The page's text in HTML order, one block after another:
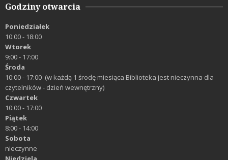
Godziny otwarcia
Poniedziałek
10:00 - 18:00
Wtorek
9:00 - 17:00
Środa
10:00 - 17:00 (w każdą 1 środę miesiąca Biblioteka jest nieczynna dla
czytelników - dzień wewnętrzny)
Czwartek
10:00 - 17:00
Piątek
8:00 - 14:00
Sobota
nieczynne